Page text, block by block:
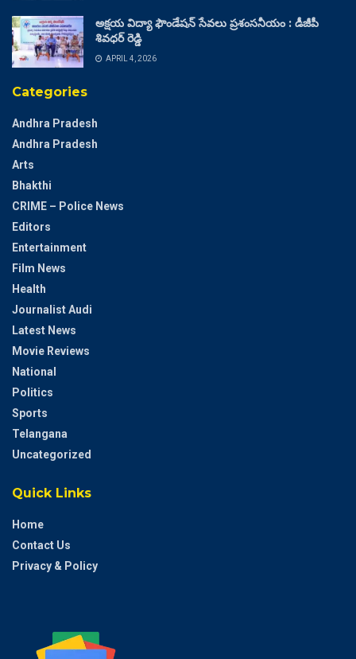
అక్షయ విద్యా ఫౌండేషన్ సేవలు ప్రశంసనీయం : డీజీపీ
శివధర్ రెడ్డి
APRIL 4, 2026
Categories
Andhra Pradesh
Andhra Pradesh
Arts
Bhakthi
CRIME – Police News
Editors
Entertainment
Film News
Health
Journalist Audi
Latest News
Movie Reviews
National
Politics
Sports
Telangana
Uncategorized
Quick Links
Home
Contact Us
Privacy & Policy